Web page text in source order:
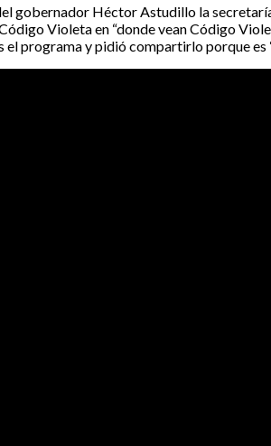
gobernador Héctor Astudillo la
Violeta en “donde vean Código
programa y pidió compartirlo porque es